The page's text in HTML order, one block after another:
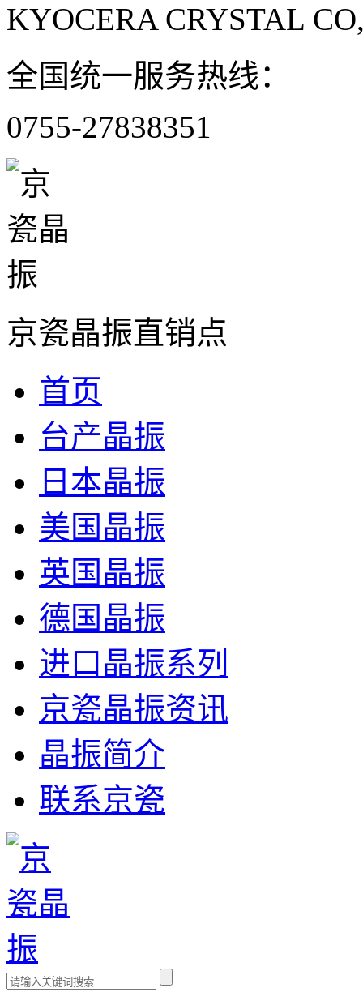
KYOCERA CRYSTAL
全国统一服务热线：
0755-27838351
京瓷晶振直销点
首页
台产晶振
日本晶振
美国晶振
英国晶振
德国晶振
进口晶振系列
京瓷晶振资讯
晶振简介
联系京瓷